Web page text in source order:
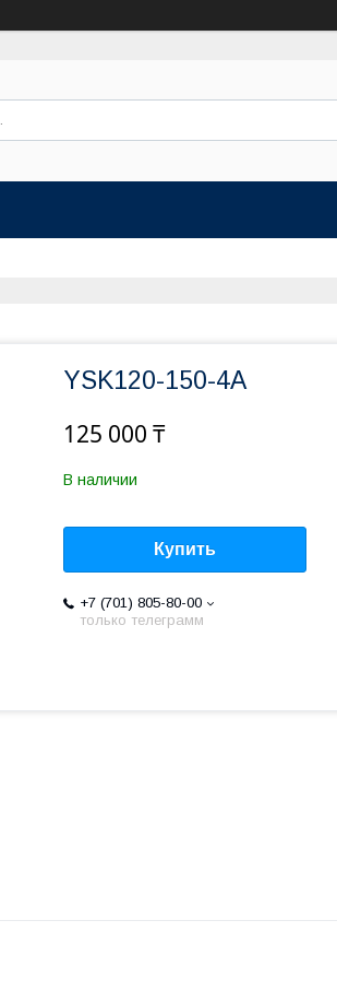
YSK120-150-4A
125 000 ₸
В наличии
Купить
+7 (701) 805-80-00
только телеграмм